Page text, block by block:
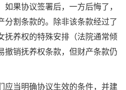
果协议签署后，一方后悔了，
分割条款的。除非该条款经过了
抚养权的特殊安排（法院通常倾
撤销抚养权条款，但财产条款仍
应当明确协议生效的条件，并建